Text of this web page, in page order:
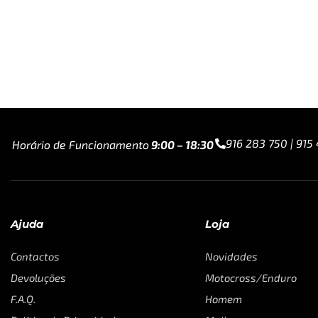
Horário de Funcionamento 9:00 – 18:30 916 283 750 |
Ajuda
Contactos
Devoluções
F.A.Q.
Loja
Novidades
Motocross/Enduro
Homem